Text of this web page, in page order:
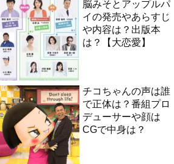
脳みそとアップルパ
イの発売やあらすじ
や内容は？出版本
は？【大恋愛】
チコちゃんの声は誰
で正体は？番組プロ
デューサーや顔は
CGで中身は？